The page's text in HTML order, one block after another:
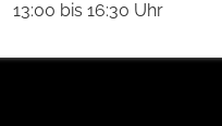
13:00 bis 16:30 Uhr